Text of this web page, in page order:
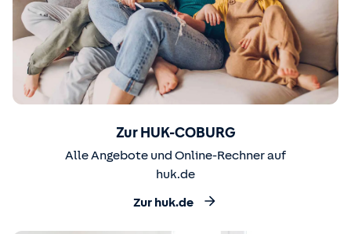
Zur HUK-COBURG
Alle Angebote und Online-Rechner auf
huk.de
Zur huk.de